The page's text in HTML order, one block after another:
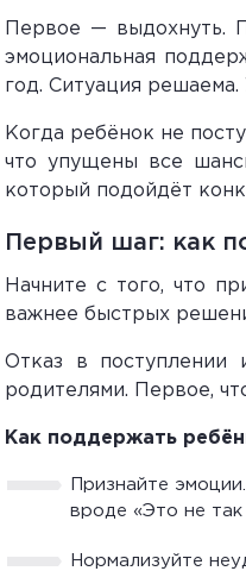
Первое — выдохнуть.
эмоциональная
год. Ситуация
Когда ребёнок не
что упущены все
который подойдёт
Первый шаг: как
Начните с того, что
важнее быстрых
Отказ в поступлении
родителями. Первое,
Как поддержать
Признайте
вроде «Это не
Нормализуйте